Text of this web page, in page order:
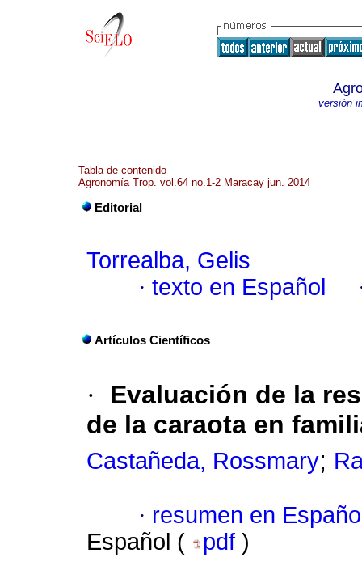
versión
Tabla de contenido
Agronomía Trop. vol.64 no.1-2 Maracay jun. 2014
Editorial
Torrealba, Gelis
· texto en Español
Artículos Científicos
·
Evaluación de la
de la caraota en
Castañeda, Rossmary;
· resumen en
Español (
pdf )